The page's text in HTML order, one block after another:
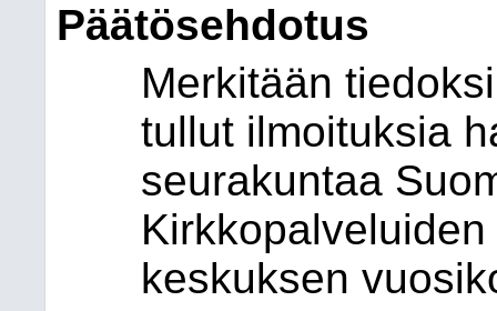
Päätösehdotus
Merkitään
tullut ilmoituksia
seurakuntaa
keskuksen